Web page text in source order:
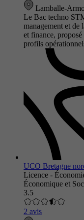
Lamballe-
Le Bac techno
management et de
et finance,
profils
UCO Bretagne
Licence -
Économique et
3.5
2 avis